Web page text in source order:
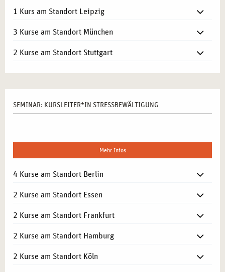
1 Kurs am Standort Leipzig
3 Kurse am Standort München
2 Kurse am Standort Stuttgart
SEMINAR: KURSLEITER*IN STRESSBEWÄLTIGUNG
Mehr Infos
4 Kurse am Standort Berlin
2 Kurse am Standort Essen
2 Kurse am Standort Frankfurt
2 Kurse am Standort Hamburg
2 Kurse am Standort Köln